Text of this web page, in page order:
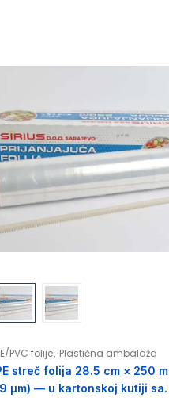
PVC folije, Plastična ambalaža
streč folija 28.5 cm × 250 m
µm) — u kartonskoj kutiji sa